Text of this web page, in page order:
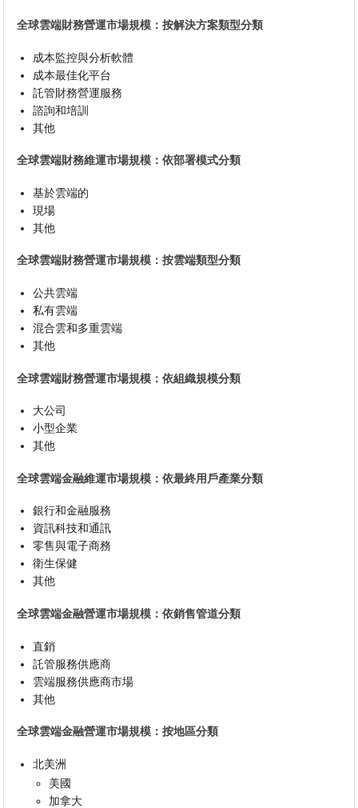
全球雲端財務營運市場規模：按解決方案類型分類
成本監控與分析軟體
成本最佳化平台
託管財務營運服務
諮詢和培訓
其他
全球雲端財務維運市場規模：依部署模式分類
基於雲端的
現場
其他
全球雲端財務營運市場規模：按雲端類型分類
公共雲端
私有雲端
混合雲和多重雲端
其他
全球雲端財務營運市場規模：依組織規模分類
大公司
小型企業
其他
全球雲端金融維運市場規模：依最終用戶產業分類
銀行和金融服務
資訊科技和通訊
零售與電子商務
衛生保健
其他
全球雲端金融營運市場規模：依銷售管道分類
直銷
託管服務供應商
雲端服務供應商市場
其他
全球雲端金融營運市場規模：按地區分類
北美洲
美國
加拿大